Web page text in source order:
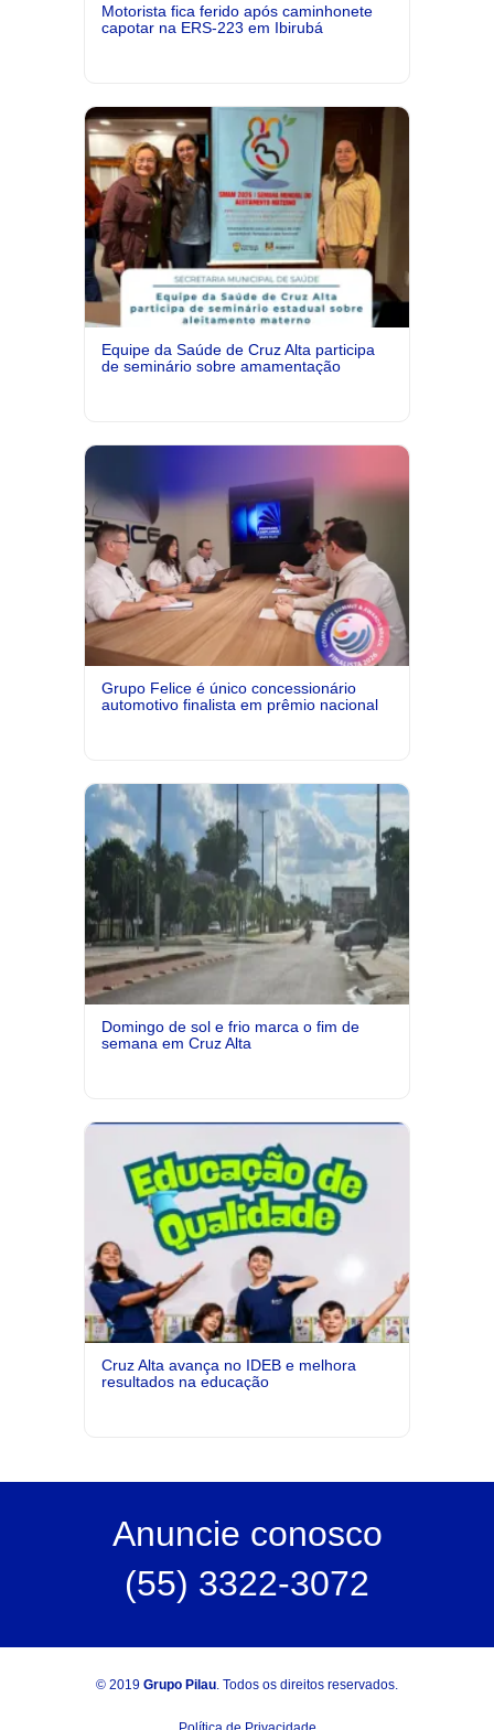
Motorista fica ferido após caminhonete
capotar na ERS-223 em Ibirubá
Equipe da Saúde de Cruz Alta participa
de seminário sobre amamentação
Grupo Felice é único concessionário
automotivo finalista em prêmio nacional
Domingo de sol e frio marca o fim de
semana em Cruz Alta
Cruz Alta avança no IDEB e melhora
resultados na educação
Anuncie conosco
(55) 3322-3072
© 2019 Grupo Pilau. Todos os direitos reservados.